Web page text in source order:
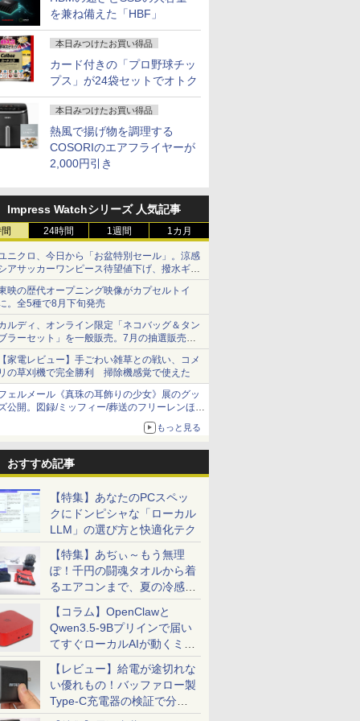
を兼ね備えた「HBF」
本日みつけたお買い得品
カード付きの「プロ野球チッ
プス」が24袋セットでオトク
本日みつけたお買い得品
熱風で揚げ物を調理する
COSORIのエアフライヤーが
2,000円引き
Impress Watchシリーズ 人気記事
24時間 1週間 1カ月
ニクロ、今日から「お盆特別セール」。涼感
アサッカーワンピース待望値下げ、撥水ギア
ョーツは1990円に
映の歴代オープニング映像がカプセルトイ
。全5種で8月下旬発売
ルディ、オンライン限定「ネコバッグ＆タン
ラーセット」を一般販売。7月の抽選販売の
選無効分
家電レビュー】手ごわい雑草との戦い、コメ
の草刈機で完全勝利 掃除機感覚で使えた
ェルメール《真珠の耳飾りの少女》展のグッ
公開。図録/ミッフィー/葬送のフリーレンほ
もっと見る
おすすめ記事
【特集】あなたのPCスペッ
クにドンピシャな「ローカル
LLM」の選び方と快適化テク
【特集】あぢぃ～もう無理
ぽ！千円の闘魂タオルから着
るエアコンまで、夏の冷感グ
ッズ一挙紹介
【コラム】OpenClawと
Qwen3.5-9Bプリインで届い
てすぐローカルAIが動くミニ
PC「SER9 Pro」
【レビュー】給電が途切れな
い優れもの！バッファロー製
Type-C充電器の検証で分か
ったこと